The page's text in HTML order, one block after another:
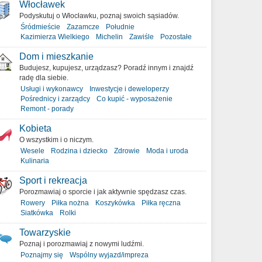
Włocławek
Podyskutuj o Włocławku, poznaj swoich sąsiadów.
Śródmieście
Zazamcze
Południe
Kazimierza Wielkiego
Michelin Zawiśle Pozostałe
Dom i mieszkanie
Budujesz, kupujesz, urządzasz? Poradź innym i znajdź
radę dla siebie.
Usługi i wykonawcy
Inwestycje i deweloperzy
Pośrednicy i zarządcy
Co kupić - wyposażenie
Remont - porady
Kobieta
O wszystkim i o niczym.
Wesele
Rodzina i dziecko Zdrowie
Moda i uroda
Kulinaria
Sport i rekreacja
Porozmawiaj o sporcie i jak aktywnie spędzasz czas.
Rowery
Piłka nożna Koszykówka
Piłka ręczna
Siatkówka
Rolki
Towarzyskie
Poznaj i porozmawiaj z nowymi ludźmi.
Poznajmy się
Wspólny wyjazd/impreza